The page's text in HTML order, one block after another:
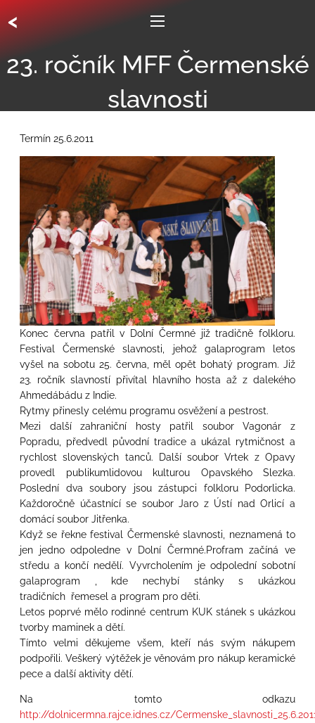
<
23. ročník MFF Čermenské
slavnosti
Termín 25.6.2011
Konec června patřil v Dolní Čermné již tradičně folkloru.
Festival Čermenské slavnosti, jehož galaprogram letos
vyšel na sobotu 25. června, měl opět bohatý program. Již
23. ročník slavností přivítal hlavního hosta až z dalekého
Ahmedábádu z Indie.
Rytmy přinesly celému programu osvěžení a pestrost.
Mezi další zahraniční hosty patřil soubor Vagonár z
Popradu, předvedl původní tradice a ukázal rytmičnost a
rychlost slovenských tanců. Další soubor Vrtek z Opavy
provedl publikumlidovou kulturou Opavského Slezka.
Poslední dva soubory jsou zástupci folkloru Podorlicka.
Každoročně účastnící se soubor Jaro z Ústí nad Orlicí a
domácí soubor Jitřenka.
Když se řekne festival Čermenské slavnosti, neznamená to
jen jedno odpoledne v Dolní Čermné.Profram začíná ve
středu a končí nedělí. Vyvrcholením je odpolední sobotní
galaprogram , kde nechybí stánky s ukázkou
tradičních řemesel a program pro děti.
Letos poprvé mělo rodinné centrum KUK stánek s ukázkou
tvorby maminek a dětí.
Tímto velmi děkujeme všem, kteří nás svým nákupem
podpořili. Veškerý výtěžek je věnovám pro nákup keramické
pece a další aktivity dětí.
Na tomto odkazu
http://dolnicermna.rajce.idnes.cz/